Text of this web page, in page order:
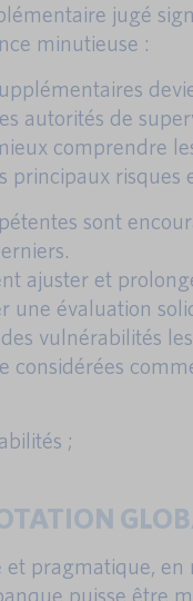
jugé
minutieuse :
autorités de
comprendre
principaux risques
sont
ajuster et
une évaluation
vulnérabilités
;
pragmatique,
puisse être